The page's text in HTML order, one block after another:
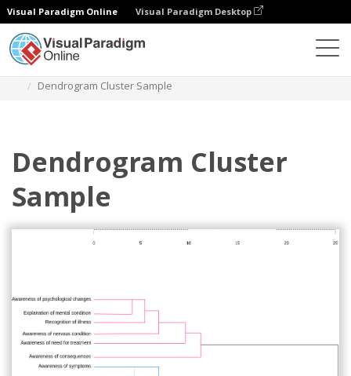
Visual Paradigm Online Visual Paradigm Desktop
Dendrogram Cluster Sample
Dendrogram Cluster
Sample